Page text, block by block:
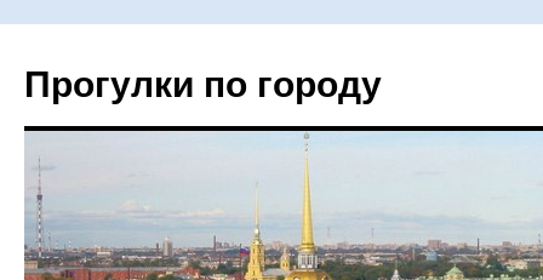
Прогулки по городу